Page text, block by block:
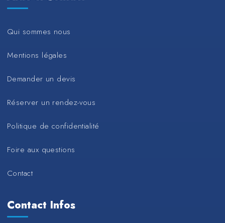
Qui sommes nous
Mentions légales
Demander un devis
Réserver un rendez-vous
Politique de confidentialité
Foire aux questions
Contact
Contact Infos